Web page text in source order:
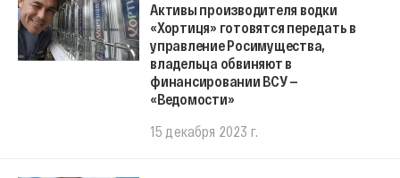
Активы производителя водки
«Хортиця» готовятся передать в
управление Росимущества,
владельца обвиняют в
финансировании ВСУ —
«Ведомости»
15 декабря 2023 г.